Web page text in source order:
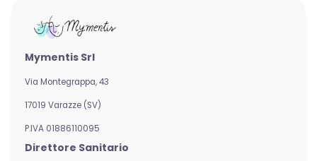
Mymentis Srl
Via Montegrappa, 43
17019 Varazze (SV)
P.IVA 01886110095
Direttore Sanitario